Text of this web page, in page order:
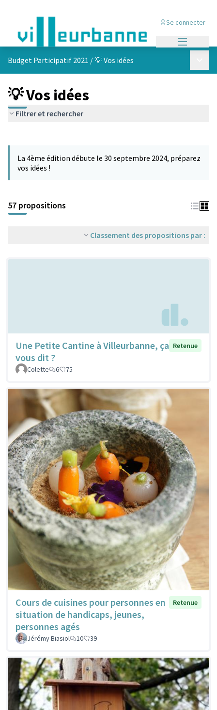
Se connecter
Budget Participatif 2021 /💡 Vos idées
💡 Vos idées
Filtrer et rechercher
La 4ème édition débute le 30 septembre 2024, préparez
vos idées !
57 propositions
Classement des propositions par :
Une Petite Cantine à Villeurbanne, ça
vous dit ?
Retenue
Colette 6 75
Cours de cuisines pour personnes en
situation de handicaps, jeunes,
personnes agés
Retenue
Jérémy Biasiol 10 39